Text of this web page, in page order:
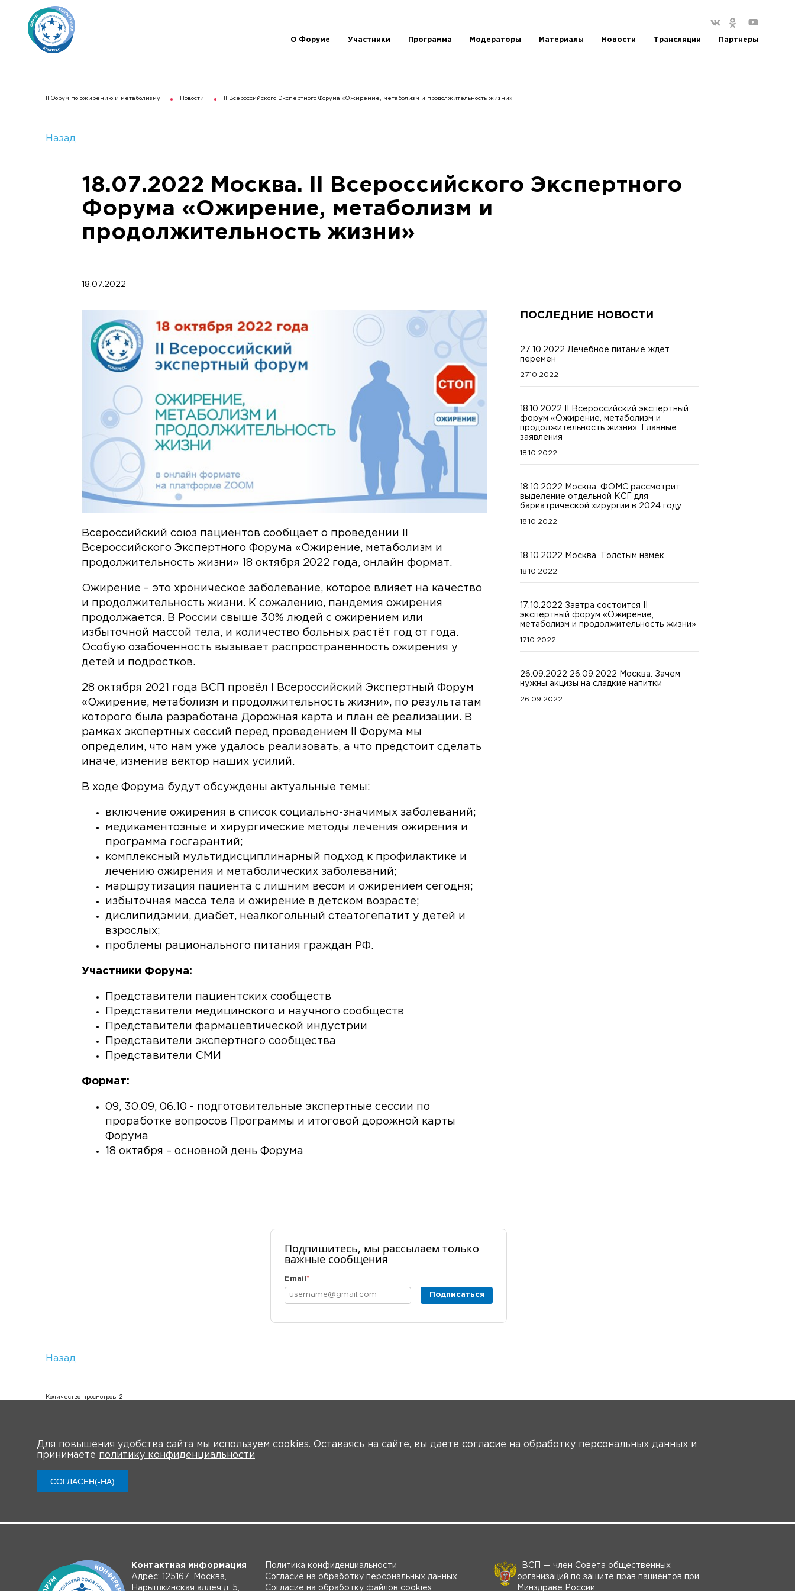
О Форуме Участники Программа Модераторы Материалы Новости Трансляции Партнеры
II Форум по ожирению и метаболизму Новости II Всероссийского Экспертного Форума «Ожирение, метаболизм и продолжительность жизни»
Назад
18.07.2022 Москва. II Всероссийского Экспертного
Форума «Ожирение, метаболизм и
продолжительность жизни»
18.07.2022
Всероссийский союз пациентов сообщает о проведении II
Всероссийского Экспертного Форума «Ожирение, метаболизм и
продолжительность жизни» 18 октября 2022 года, онлайн формат.
Ожирение – это хроническое заболевание, которое влияет на качество
и продолжительность жизни. К сожалению, пандемия ожирения
продолжается. В России свыше 30% людей с ожирением или
избыточной массой тела, и количество больных растёт год от года.
Особую озабоченность вызывает распространенность ожирения у
детей и подростков.
28 октября 2021 года ВСП провёл I Всероссийский Экспертный Форум
«Ожирение, метаболизм и продолжительность жизни», по результатам
которого была разработана Дорожная карта и план её реализации. В
рамках экспертных сессий перед проведением II Форума мы
определим, что нам уже удалось реализовать, а что предстоит сделать
иначе, изменив вектор наших усилий.
В ходе Форума будут обсуждены актуальные темы:
включение ожирения в список социально-значимых заболеваний;
медикаментозные и хирургические методы лечения ожирения и
программа госгарантий;
комплексный мультидисциплинарный подход к профилактике и
лечению ожирения и метаболических заболеваний;
маршрутизация пациента с лишним весом и ожирением сегодня;
избыточная масса тела и ожирение в детском возрасте;
дислипидэмии, диабет, неалкогольный стеатогепатит у детей и
взрослых;
проблемы рационального питания граждан РФ.
Участники Форума:
Представители пациентских сообществ
Представители медицинского и научного сообществ
Представители фармацевтической индустрии
Представители экспертного сообщества
Представители СМИ
Формат:
09, 30.09, 06.10 - подготовительные экспертные сессии по
проработке вопросов Программы и итоговой дорожной карты
Форума
18 октября – основной день Форума
ПОСЛЕДНИЕ НОВОСТИ
27.10.2022 Лечебное питание ждет
перемен
27.10.2022
18.10.2022 II Всероссийский экспертный
форум «Ожирение, метаболизм и
продолжительность жизни». Главные
заявления
18.10.2022
18.10.2022 Москва. ФОМС рассмотрит
выделение отдельной КСГ для
бариатрической хирургии в 2024 году
18.10.2022
18.10.2022 Москва. Толстым намек
18.10.2022
17.10.2022 Завтра состоится II
экспертный форум «Ожирение,
метаболизм и продолжительность жизни»
17.10.2022
26.09.2022 26.09.2022 Москва. Зачем
нужны акцизы на сладкие напитки
26.09.2022
Подпишитесь, мы рассылаем только
важные сообщения
Email *
Подписаться
Назад
Количество просмотров: 2
Для повышения удобства сайта мы используем cookies. Оставаясь на сайте, вы даете согласие на обработку персональных данных и
принимаете политику конфиденциальности
СОГЛАСЕН(-НА)
Контактная информация
Адрес: 125167, Москва,
Нарышкинская аллея д. 5,
Политика конфиденциальности
Согласие на обработку персональных данных
Согласие на обработку файлов cookies
ВСП — член Совета общественных
организаций по защите прав пациентов при
Минздраве России